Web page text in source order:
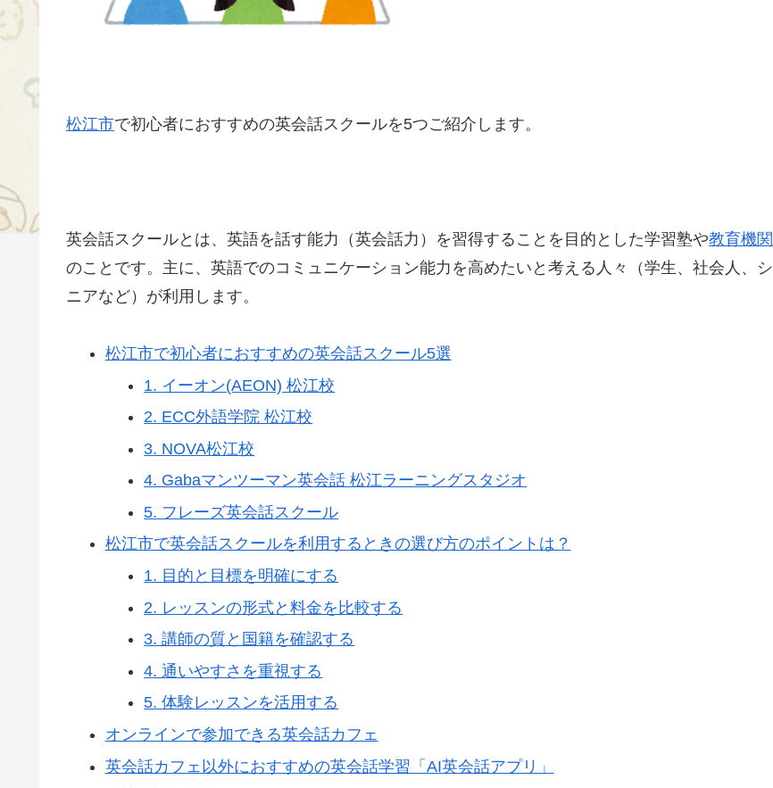
松江市で初心者におすすめの英会話スクールを5つご紹介します。
英会話スクールとは、英語を話す能力（英会話力）を習得することを目的とした学習塾や教育機関
のことです。主に、英語でのコミュニケーション能力を高めたいと考える人々（学生、社会人、シ
ニアなど）が利用します。
松江市で初心者におすすめの英会話スクール5選
1. イーオン(AEON) 松江校
2. ECC外語学院 松江校
3. NOVA松江校
4. Gabaマンツーマン英会話 松江ラーニングスタジオ
5. フレーズ英会話スクール
松江市で英会話スクールを利用するときの選び方のポイントは？
1. 目的と目標を明確にする
2. レッスンの形式と料金を比較する
3. 講師の質と国籍を確認する
4. 通いやすさを重視する
5. 体験レッスンを活用する
オンラインで参加できる英会話カフェ
英会話カフェ以外におすすめの英会話学習「AI英会話アプリ」